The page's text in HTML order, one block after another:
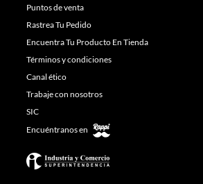
Puntos de venta
Rastrea Tu Pedido
Encuentra Tu Producto En Tienda
Términos y condiciones
Canal ético
Trabaje con nosotros
SIC
Encuéntranos en